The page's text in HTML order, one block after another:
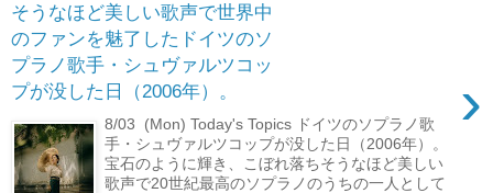
そうなほど美しい歌声で世界中
のファンを魅了したドイツのソ
プラノ歌手・シュヴァルツコッ
プが没した日（2006年）。
›
8/03 (Mon) Today's Topics ドイツのソプラノ歌
手・シュヴァルツコップが没した日（2006年）。
宝石のように輝き、こぼれ落ちそうなほど美しい
歌声で20世紀最高のソプラノのうちの一人として